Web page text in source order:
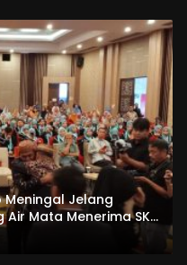
Meningal Jelang
Mata Menerima SKL